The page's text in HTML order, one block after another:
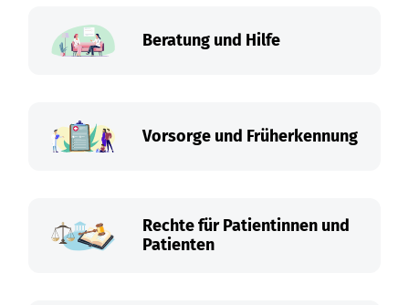
Beratung und Hilfe
Vorsorge und Früherkennung
Rechte für Patientinnen und
Patienten